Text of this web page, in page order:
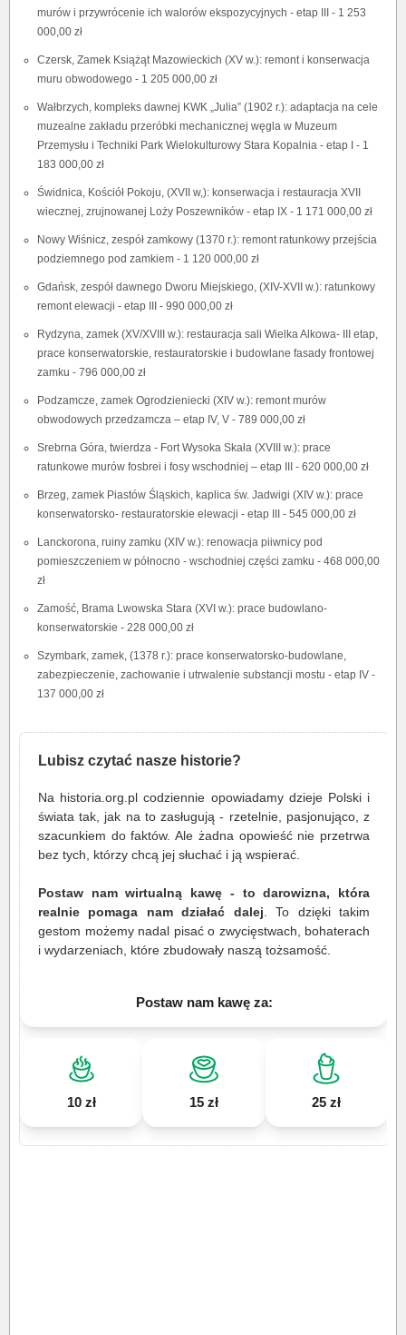
murów i przywrócenie ich walorów ekspozycyjnych - etap III - 1 253
000,00 zł
Czersk, Zamek Książąt Mazowieckich (XV w.): remont i konserwacja
muru obwodowego - 1 205 000,00 zł
Wałbrzych, kompleks dawnej KWK „Julia” (1902 r.): adaptacja na cele
muzealne zakładu przeróbki mechanicznej węgla w Muzeum
Przemysłu i Techniki Park Wielokulturowy Stara Kopalnia - etap I - 1
183 000,00 zł
Świdnica, Kościół Pokoju, (XVII w,): konserwacja i restauracja XVII
wiecznej, zrujnowanej Loży Poszewników - etap IX - 1 171 000,00 zł
Nowy Wiśnicz, zespół zamkowy (1370 r.): remont ratunkowy przejścia
podziemnego pod zamkiem - 1 120 000,00 zł
Gdańsk, zespół dawnego Dworu Miejskiego, (XIV-XVII w.): ratunkowy
remont elewacji - etap III - 990 000,00 zł
Rydzyna, zamek (XV/XVIII w.): restauracja sali Wielka Alkowa- III etap,
prace konserwatorskie, restauratorskie i budowlane fasady frontowej
zamku - 796 000,00 zł
Podzamcze, zamek Ogrodzieniecki (XIV w.): remont murów
obwodowych przedzamcza – etap IV, V - 789 000,00 zł
Srebrna Góra, twierdza - Fort Wysoka Skała (XVIII w.): prace
ratunkowe murów fosbrei i fosy wschodniej – etap III - 620 000,00 zł
Brzeg, zamek Piastów Śląskich, kaplica św. Jadwigi (XIV w.): prace
konserwatorsko- restauratorskie elewacji - etap III - 545 000,00 zł
Lanckorona, ruiny zamku (XIV w.): renowacja piiwnicy pod
pomieszczeniem w północno - wschodniej części zamku - 468 000,00
zł
Zamość, Brama Lwowska Stara (XVI w.): prace budowlano-
konserwatorskie - 228 000,00 zł
Szymbark, zamek, (1378 r.): prace konserwatorsko-budowlane,
zabezpieczenie, zachowanie i utrwalenie substancji mostu - etap IV -
137 000,00 zł
Lubisz czytać nasze historie?
Na historia.org.pl codziennie opowiadamy dzieje Polski i
świata tak, jak na to zasługują - rzetelnie, pasjonująco, z
szacunkiem do faktów. Ale żadna opowieść nie przetrwa
bez tych, którzy chcą jej słuchać i ją wspierać.
Postaw nam wirtualną kawę - to darowizna, która
realnie pomaga nam działać dalej . To dzięki takim
gestom możemy nadal pisać o zwycięstwach, bohaterach
i wydarzeniach, które zbudowały naszą tożsamość.
Postaw nam kawę za:
10 zł 15 zł 25 zł